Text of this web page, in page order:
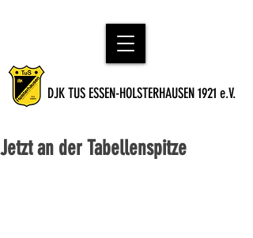
DJK TUS ESSEN-HOLSTERHAUSEN 1921 e.V.
Jetzt an der Tabellenspitze